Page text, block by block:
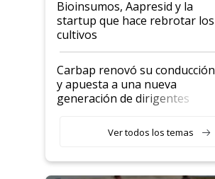
Bioinsumos, Aapresid y la
startup que hace rebrotar los
cultivos
Carbap renovó su conducción
y apuesta a una nueva
generación de dirigentes
Ver todos los temas